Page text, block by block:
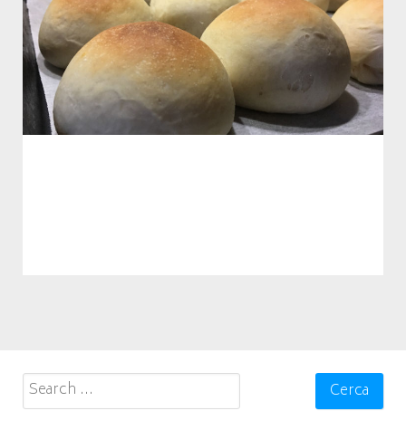
Search
for: